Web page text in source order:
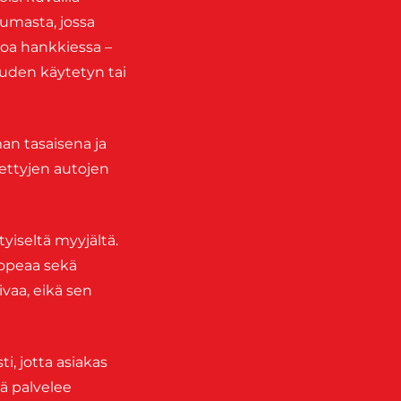
jossa
hankkiessa –
käytetyn tai
tasaisena ja
autojen
myyjältä.
sekä
eikä sen
jotta asiakas
palvelee